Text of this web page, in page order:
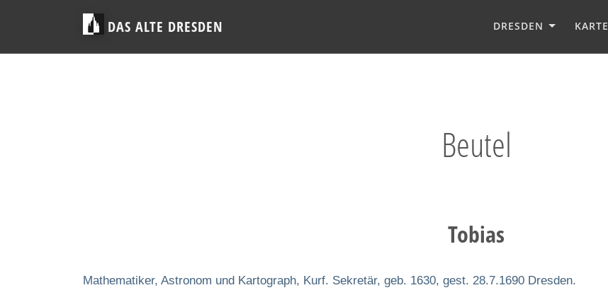
DAS ALTE DRESDEN DRESDEN KARTE
Beutel
Tobias
Mathematiker, Astronom und Kartograph, Kurf. Sekretär, geb. 1630, gest. 28.7.1690 Dresden.